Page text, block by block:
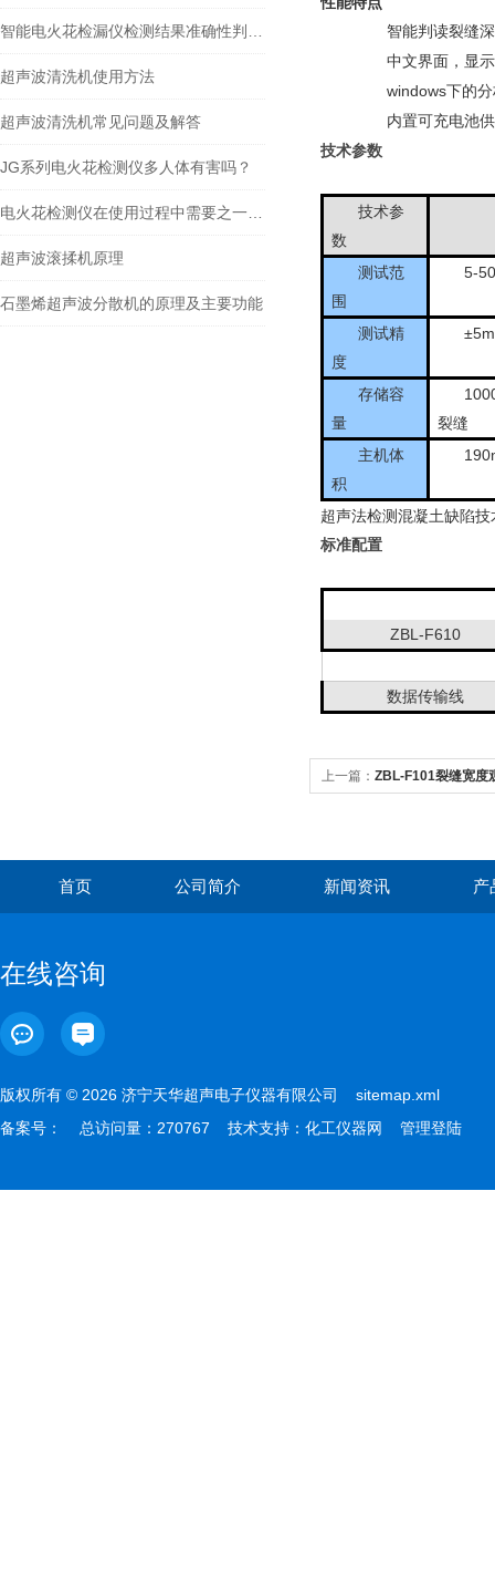
超声波清洗机使用方法
超声波清洗机常见问题及解答
JG系列电火花检测仪多人体有害吗？
超声波滚揉机原理
石墨烯超声波分散机的原理及主要功能
智能判读裂缝
中文界面，显
windows下的
内置可充电池
技术参数
技术参
数
测试范
围
5-
测试精
度
±
存储容
量
裂缝
主机体
积
超声法检测混凝土缺陷技
标准配置
ZBL-F610
数据传输线
上一篇： ZBL-F101裂缝宽度
首页 公司简介 新闻资讯 产
在线咨询
版权所有 © 2026 济宁天华超声电子仪器有限公司 sitemap.xml
备案号：
总访问量：270767 技术支持： 化工仪器网 管理登陆